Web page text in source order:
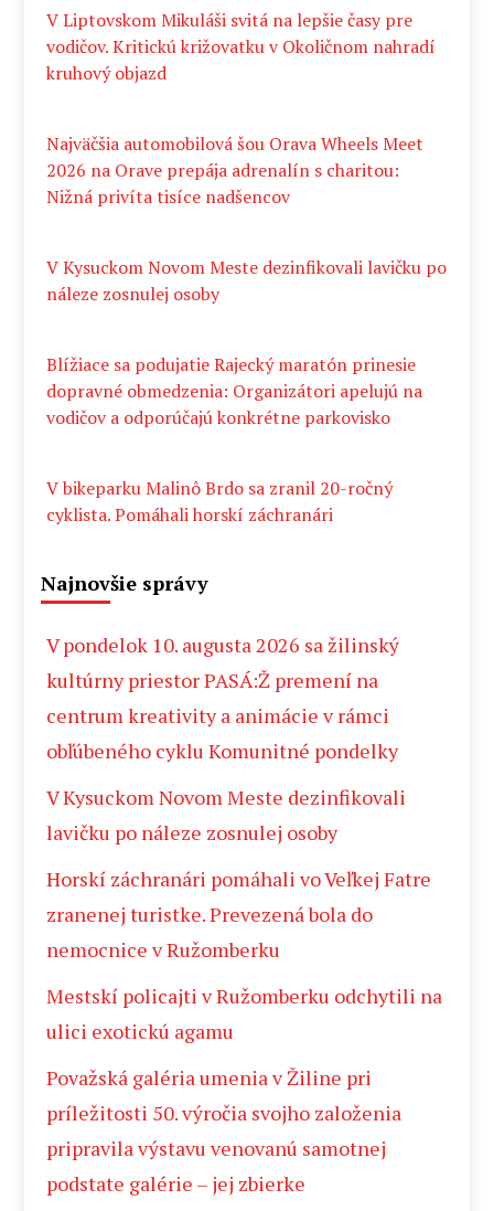
V Liptovskom Mikuláši svitá na lepšie časy pre
vodičov. Kritickú križovatku v Okoličnom nahradí
kruhový objazd
Najväčšia automobilová šou Orava Wheels Meet
2026 na Orave prepája adrenalín s charitou:
Nižná privíta tisíce nadšencov
V Kysuckom Novom Meste dezinfikovali lavičku po
náleze zosnulej osoby
Blížiace sa podujatie Rajecký maratón prinesie
dopravné obmedzenia: Organizátori apelujú na
vodičov a odporúčajú konkrétne parkovisko
V bikeparku Malinô Brdo sa zranil 20-ročný
cyklista. Pomáhali horskí záchranári
Najnovšie správy
V pondelok 10. augusta 2026 sa žilinský
kultúrny priestor PASÁ:Ž premení na
centrum kreativity a animácie v rámci
obľúbeného cyklu Komunitné pondelky
V Kysuckom Novom Meste dezinfikovali
lavičku po náleze zosnulej osoby
Horskí záchranári pomáhali vo Veľkej Fatre
zranenej turistke. Prevezená bola do
nemocnice v Ružomberku
Mestskí policajti v Ružomberku odchytili na
ulici exotickú agamu
Považská galéria umenia v Žiline pri
príležitosti 50. výročia svojho založenia
pripravila výstavu venovanú samotnej
podstate galérie – jej zbierke